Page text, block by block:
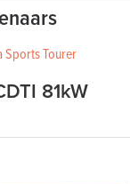
Sports Tourer
81kW